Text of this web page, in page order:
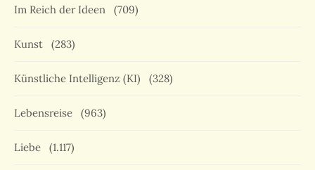
Im Reich der Ideen (709)
Kunst (283)
Künstliche Intelligenz (KI) (328)
Lebensreise (963)
Liebe (1.117)